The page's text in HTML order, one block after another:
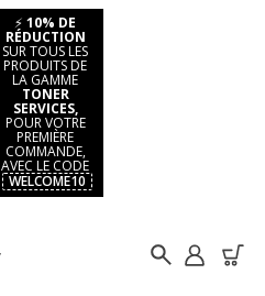
⚡ 10% DE
RÉDUCTION
SUR TOUS LES
PRODUITS DE
LA GAMME
TONER
SERVICES,
POUR VOTRE
PREMIÈRE
COMMANDE,
AVEC LE CODE
WELCOME10